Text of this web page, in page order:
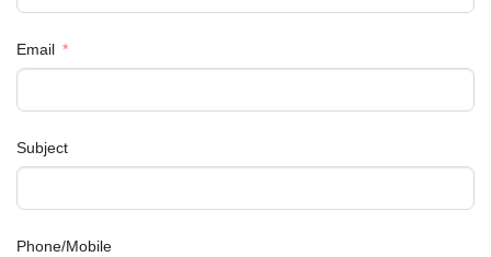
Email
Subject
Phone/Mobile